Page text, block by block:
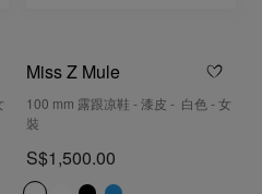
Miss Z Mule
100 mm 露跟凉鞋 - 漆皮 - 白色 - 女
裝
S$1,500.00